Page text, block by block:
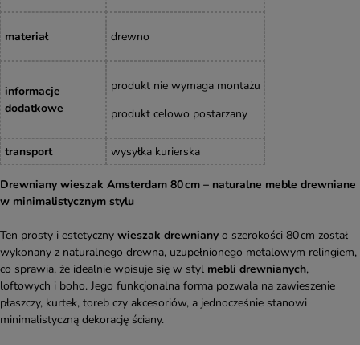
materiał drewno
informacje
dodatkowe
produkt nie wymaga montażu
produkt celowo postarzany
transport wysyłka kurierska
Drewniany wieszak Amsterdam 80 cm – naturalne meble drewniane
w minimalistycznym stylu
Ten prosty i estetyczny wieszak drewniany o szerokości 80 cm został
wykonany z naturalnego drewna, uzupełnionego metalowym relingiem,
co sprawia, że idealnie wpisuje się w styl mebli drewnianych,
loftowych i boho. Jego funkcjonalna forma pozwala na zawieszenie
płaszczy, kurtek, toreb czy akcesoriów, a jednocześnie stanowi
minimalistyczną dekorację ściany.